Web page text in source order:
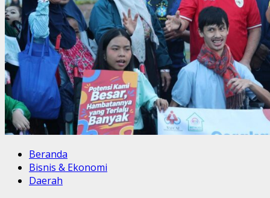
Beranda
Bisnis & Ekonomi
Daerah